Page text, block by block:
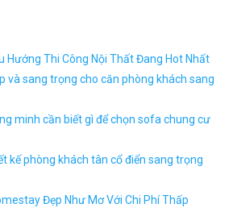
Hướng Thi Công Nội Thất Đang Hot Nhất
và sang trọng cho căn phòng khách sang
minh cần biết gì để chọn sofa chung cư
kế phòng khách tân cổ điển sang trọng
Đẹp Như Mơ Với Chi Phí Thấp